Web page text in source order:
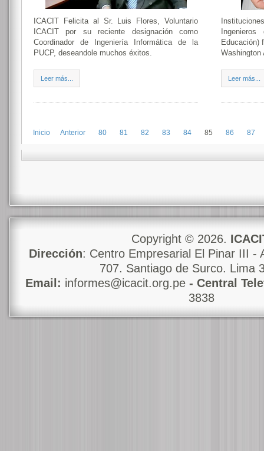
ICACIT Felicita al Sr. Luis Flores, Voluntario
ICACIT por su reciente designación como
Coordinador de Ingeniería Informática de la
PUCP, deseandole muchos éxitos.
Leer más...
Educación)
Washington
Leer más...
Inicio Anterior 80 81 82 83 84 85 86 87
Copyright © 2026.
Dirección: Centro Empresarial El Pinar III -
707. Santiago de Surco. Lima
Email: informes@icacit.org.pe - Central
3838